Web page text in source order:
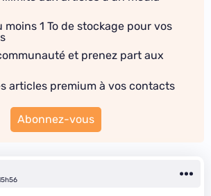
moins 1 To de stockage pour vos
et prenez part aux
articles premium à vos contacts
Abonnez-vous